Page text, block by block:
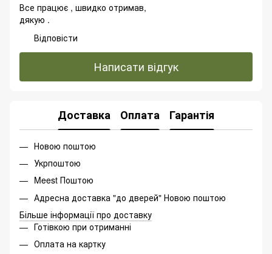
Все працює , швидко отримав,
дякую .
Відповісти
Написати відгук
Доставка Оплата Гарантія
Новою поштою
Укрпоштою
Meest Поштою
Адресна доставка "до дверей" Новою поштою
Більше інформації про доставку
Готівкою при отриманні
Оплата на картку